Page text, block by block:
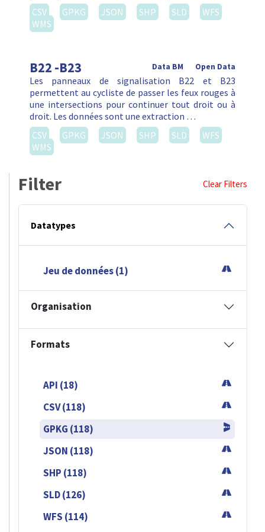
CSV
GPKG JSON SHP SLD
WFS
WMS
B22 -B23 Open Data
Data BM
Les panneaux de signalisation B22 et B23
permettent au cycliste de passer les feux rouges à
une intersections pour continuer tout droit ou à
droit. Les données sont une extraction …
CSV
GPKG JSON SHP SLD
WFS
WMS
Filter Clear Filters
Datatypes
Jeu de données (1)
Organisation
Formats
API (18)
CSV (118)
GPKG (118)
JSON (118)
SHP (118)
SLD (126)
WFS (114)